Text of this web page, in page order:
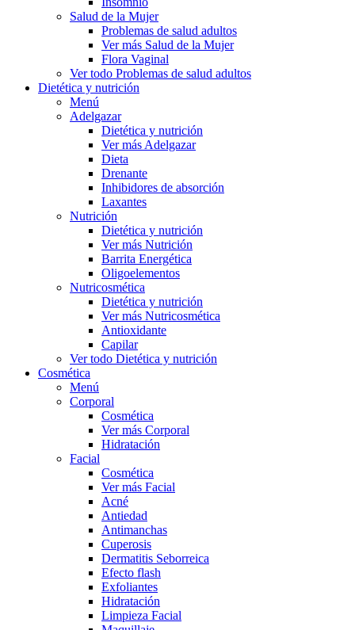
Salud de la Mujer
Problemas de salud adultos
Ver más Salud de la Mujer
Flora Vaginal
Ver todo Problemas de salud adultos
Dietética y nutrición
Menú
Adelgazar
Dietética y nutrición
Ver más Adelgazar
Dieta
Drenante
Inhibidores de absorción
Laxantes
Nutrición
Dietética y nutrición
Ver más Nutrición
Barrita Energética
Oligoelementos
Nutricosmética
Dietética y nutrición
Ver más Nutricosmética
Antioxidante
Capilar
Ver todo Dietética y nutrición
Cosmética
Menú
Corporal
Cosmética
Ver más Corporal
Hidratación
Facial
Cosmética
Ver más Facial
Acné
Antiedad
Antimanchas
Cuperosis
Dermatitis Seborreica
Efecto flash
Exfoliantes
Hidratación
Limpieza Facial